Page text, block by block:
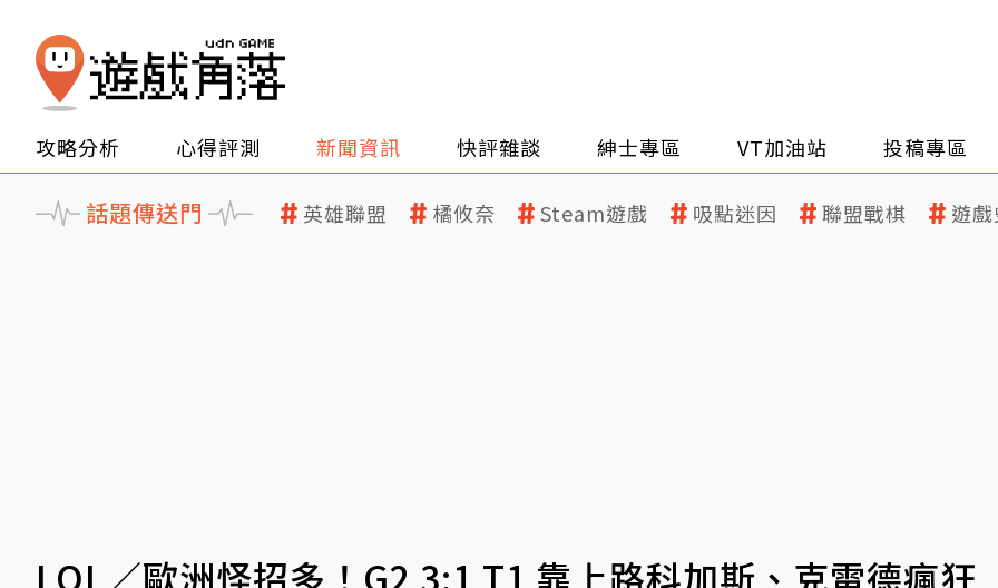
攻略分析 心得評測 新聞資訊 快評雜談 紳士專區 VT加油站 投稿專區
話題傳送門 英雄聯盟 橘攸奈 Steam遊戲 吸點迷因 聯盟戰棋 遊
LOL／歐洲怪招多！G2 3:1 T1 靠上路科加斯、克雷德瘋狂